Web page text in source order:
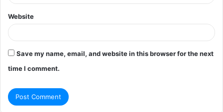
Website
Save my name, email, and website in this browser for the next
time I comment.